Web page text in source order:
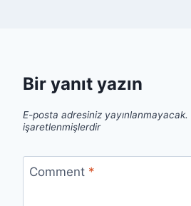
Bir yanıt yazın
E-posta adresiniz yayınlanmayacak.
işaretlenmişlerdir
Comment *